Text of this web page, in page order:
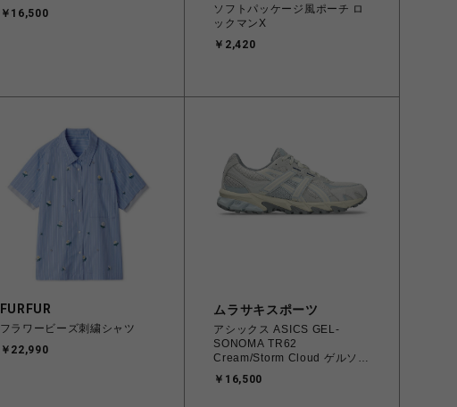
￥16,500
ソフトパッケージ風ポーチ ロ
ックマンX
￥2,420
FURFUR
フラワービーズ刺繍シャツ
￥22,990
ムラサキスポーツ
アシックス ASICS GEL-
SONOMA TR62
Cream/Storm Cloud ゲルソノ
マ 23.0cm～25.0㎝ 23.0㎝
1203A734.102
￥16,500